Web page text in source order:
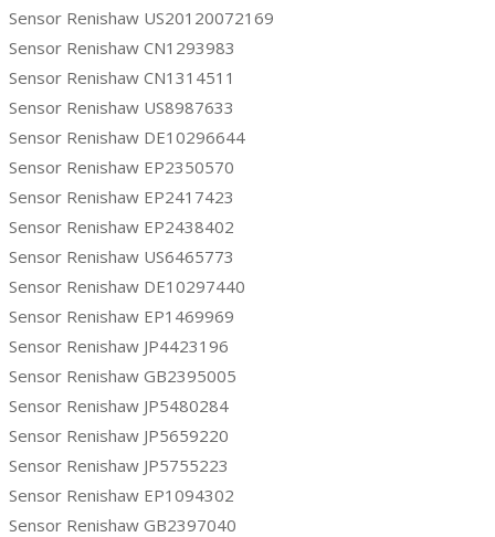
Sensor Renishaw US20120072169
Sensor Renishaw CN1293983
Sensor Renishaw CN1314511
Sensor Renishaw US8987633
Sensor Renishaw DE10296644
Sensor Renishaw EP2350570
Sensor Renishaw EP2417423
Sensor Renishaw EP2438402
Sensor Renishaw US6465773
Sensor Renishaw DE10297440
Sensor Renishaw EP1469969
Sensor Renishaw JP4423196
Sensor Renishaw GB2395005
Sensor Renishaw JP5480284
Sensor Renishaw JP5659220
Sensor Renishaw JP5755223
Sensor Renishaw EP1094302
Sensor Renishaw GB2397040